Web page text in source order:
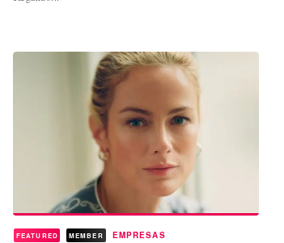
del grupo estadounidense de gestión de marcas
Wang, G-Star y Lotto,...
FEATURED MEMBER EMPRESAS